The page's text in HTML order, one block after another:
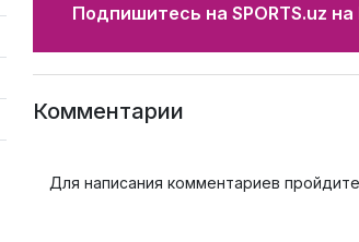
Подпишитесь на SPORTS.uz
Комментарии
Для написания комментариев пройдите